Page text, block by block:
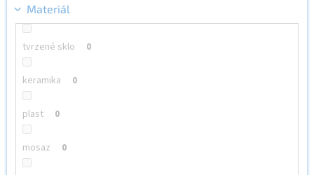
Materiál
tvrzené sklo 0
keramika 0
plast 0
mosaz 0